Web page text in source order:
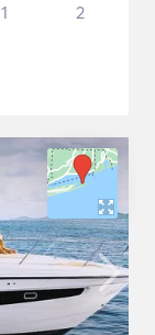
1 2